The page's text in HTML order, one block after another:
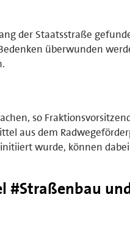
der Staatsstraße
überwunden
so
aus dem
wurde, können
#Straßenbau